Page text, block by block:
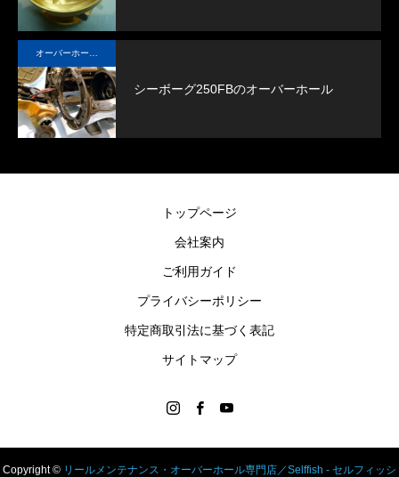
シーボーグ250FBのオーバーホール
トップページ
会社案内
ご利用ガイド
プライバシーポリシー
特定商取引法に基づく表記
サイトマップ
Copyright © リールメンテナンス・オーバーホール専門店／Selffish - セルフィッシ